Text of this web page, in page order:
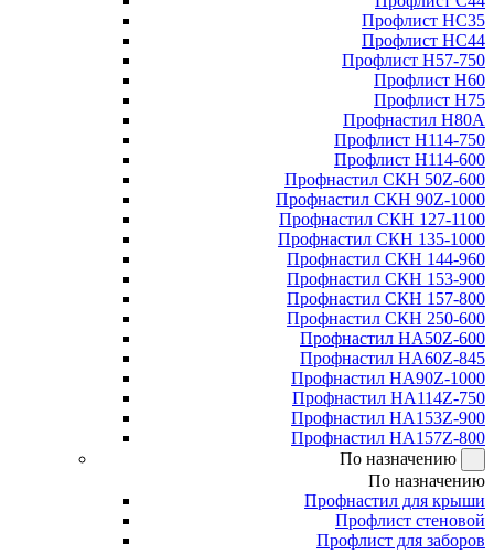
Профлист НС35
Профлист НС44
Профлист Н57-750
Профлист Н60
Профлист Н75
Профнастил Н80А
Профлист Н114-750
Профлист Н114-600
Профнастил СКН 50Z-600
Профнастил СКН 90Z-1000
Профнастил СКН 127-1100
Профнастил СКН 135-1000
Профнастил СКН 144-960
Профнастил СКН 153-900
Профнастил СКН 157-800
Профнастил СКН 250-600
Профнастил НА50Z-600
Профнастил НА60Z-845
Профнастил НА90Z-1000
Профнастил НА114Z-750
Профнастил НА153Z-900
Профнастил НА157Z-800
По назначению
По назначению
Профнастил для крыши
Профлист стеновой
Профлист для заборов